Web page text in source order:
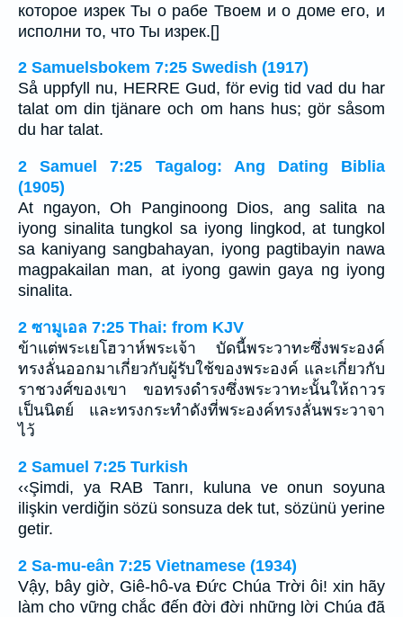
которое изрек Ты о рабе Твоем и о доме его, и
исполни то, что Ты изрек.[]
2 Samuelsbokem 7:25 Swedish (1917)
Så uppfyll nu, HERRE Gud, för evig tid vad du har
talat om din tjänare och om hans hus; gör såsom
du har talat.
2 Samuel 7:25 Tagalog: Ang Dating Biblia
(1905)
At ngayon, Oh Panginoong Dios, ang salita na
iyong sinalita tungkol sa iyong lingkod, at tungkol
sa kaniyang sangbahayan, iyong pagtibayin nawa
magpakailan man, at iyong gawin gaya ng iyong
sinalita.
2 ซามูเอล 7:25 Thai: from KJV
ข้าแต่พระเยโฮวาห์พระเจ้า บัดนี้พระวาทะซึ่งพระองค์
ทรงลั่นออกมาเกี่ยวกับผู้รับใช้ของพระองค์ และเกี่ยวกับ
ราชวงศ์ของเขา ขอทรงดำรงซึ่งพระวาทะนั้นให้ถาวร
เป็นนิตย์ และทรงกระทำดังที่พระองค์ทรงลั่นพระวาจา
ไว้
2 Samuel 7:25 Turkish
‹‹Şimdi, ya RAB Tanrı, kuluna ve onun soyuna
ilişkin verdiğin sözü sonsuza dek tut, sözünü yerine
getir.
2 Sa-mu-eân 7:25 Vietnamese (1934)
Vậy, bây giờ, Giê-hô-va Ðức Chúa Trời ôi! xin hãy
làm cho vững chắc đến đời đời những lời Chúa đã